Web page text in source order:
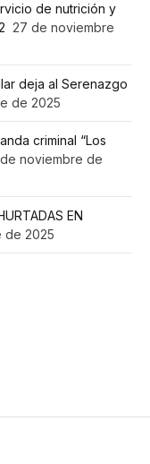
de nutrición y
27 de noviembre
deja al Serenazgo
de 2025
criminal “Los
noviembre de
EN
de 2025